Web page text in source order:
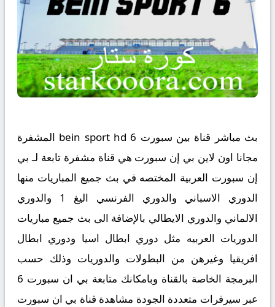
بث مباشر قناة بين سبورت 6 bein sport hd المشفرة
مجانا اون لاين بي إن سبورت هي قناة مشفرة تابعة لـ بي
إن سبورت العربية المختصه في بث جميع المباريات منها
الدوري الاسباني والدوري الفرنسي اليغ 1 والدوري
الالماني والدوري الايطالي بالإضافة الى بث جميع مباريات
الدوريات العربيه مثل دوري ابطال اسيا ودوري ابطال
افريقيا وغيرهن من البطولات والدوريات وذلك حسب
البرمجة الخاصة بالقناة وبامكانك متابعة بي ان سبورت 6
عبر سيرفرات متعددة الجودة مشاهدة قناة بي ان سبورت